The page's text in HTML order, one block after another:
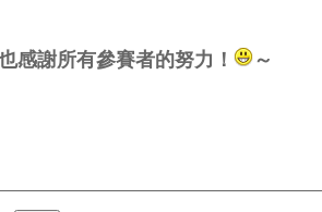
感謝所有參賽者的努力！ ～